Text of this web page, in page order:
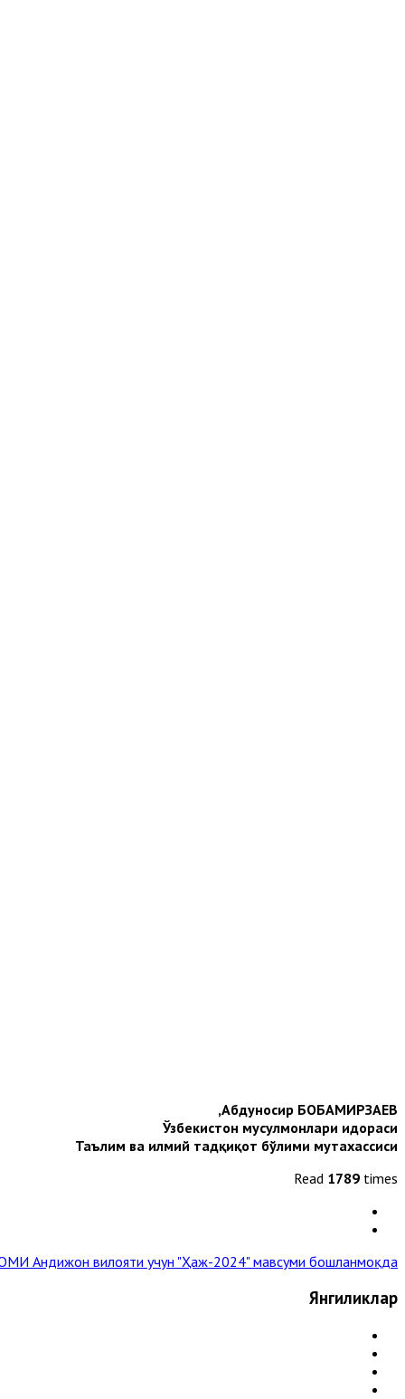
Абдуносир БОБАМИРЗАЕВ,
Ўзбекистон мусулмонлари идораси
Таълим ва илмий тадқиқот бўлими мутахассиси
Read 1789 times
Андижон вилояти учун "Ҳаж-2024" мавсуми бошланмоқда »
Янгиликлар